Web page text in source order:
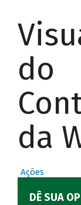
do
da
Ações
DÊ SUA